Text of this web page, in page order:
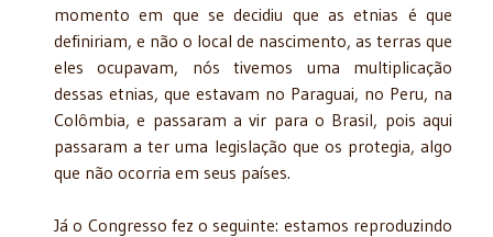
momento em que se decidiu que as etnias é que
definiriam, e não o local de nascimento, as terras que
eles ocupavam, nós tivemos uma multiplicação
dessas etnias, que estavam no Paraguai, no Peru, na
Colômbia, e passaram a vir para o Brasil, pois aqui
passaram a ter uma legislação que os protegia, algo
que não ocorria em seus países.
Já o Congresso fez o seguinte: estamos reproduzindo